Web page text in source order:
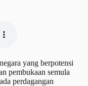
yang berpotensi
pembukaan semula
perdagangan